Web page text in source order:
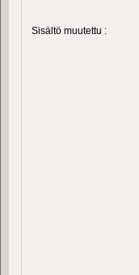
Sisältö muutettu :